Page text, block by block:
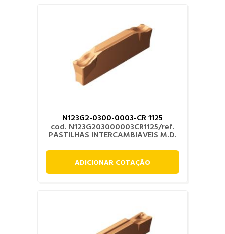
N123G2-0300-0003-CR 1125
cod. N123G203000003CR1125/ref.
PASTILHAS INTERCAMBIAVEIS M.D.
ADICIONAR COTAÇÃO